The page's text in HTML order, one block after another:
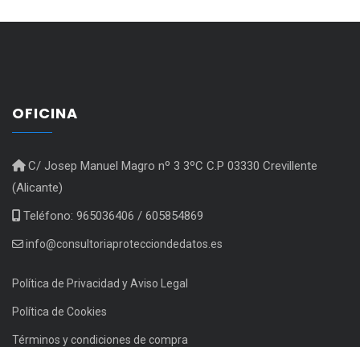
OFICINA
C/ Josep Manuel Magro nº 3 3ºC C.P 03330 Crevillente
(Alicante)
Teléfono: 965036406 / 605854869
info@consultoriaprotecciondedatos.es
Política de Privacidad y Aviso Legal
Política de Cookies
Términos y condiciones de compra